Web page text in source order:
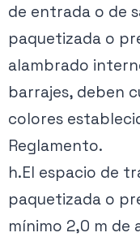
de entrada o de
paquetizada o
alambrado
barrajes, deben
colores
Reglamento.
h.El espacio de
paquetizada o
mínimo 2,0 m de